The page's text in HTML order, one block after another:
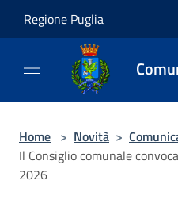
Regione Puglia
Home > Novità >
Il Consiglio comunale
2026